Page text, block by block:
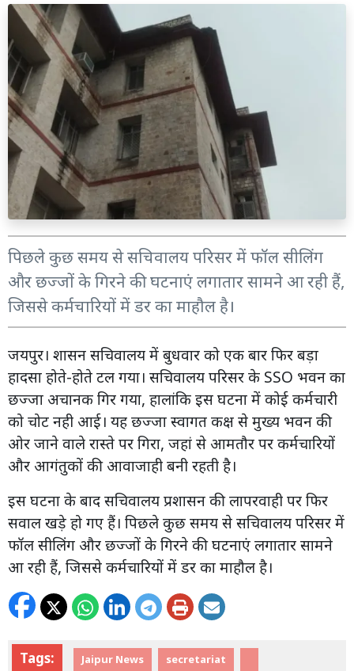
पिछले कुछ समय से सचिवालय परिसर में फॉल सीलिंग
और छज्जों के गिरने की घटनाएं लगातार सामने आ रही हैं,
जिससे कर्मचारियों में डर का माहौल है।
जयपुर। शासन सचिवालय में बुधवार को एक बार फिर बड़ा
हादसा होते-होते टल गया। सचिवालय परिसर के SSO भवन का
छज्जा अचानक गिर गया, हालांकि इस घटना में कोई कर्मचारी
को चोट नही आई। यह छज्जा स्वागत कक्ष से मुख्य भवन की
ओर जाने वाले रास्ते पर गिरा, जहां से आमतौर पर कर्मचारियों
और आगंतुकों की आवाजाही बनी रहती है।
इस घटना के बाद सचिवालय प्रशासन की लापरवाही पर फिर
सवाल खड़े हो गए हैं। पिछले कुछ समय से सचिवालय परिसर में
फॉल सीलिंग और छज्जों के गिरने की घटनाएं लगातार सामने
आ रही हैं, जिससे कर्मचारियों में डर का माहौल है।
Tags: Jaipur News secretariat